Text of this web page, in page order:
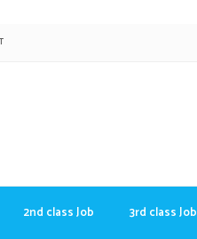
2nd class Job 3rd class Job